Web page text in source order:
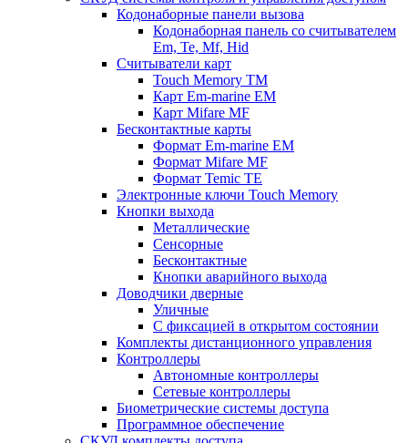
Кодонаборные панели вызова
Кодонаборная панель со считывателем
Em, Te, Mf, Hid
Считыватели карт
Touch Memory TM
Карт Em-marine EM
Карт Mifare MF
Бесконтактные карты
Формат Em-marine EM
Формат Mifare MF
Формат Temic TE
Электронные ключи Touch Memory
Кнопки выхода
Металлические
Сенсорные
Бесконтактные
Кнопки аварийного выхода
Доводчики дверные
Уличные
С фиксацией в открытом состоянии
Комплекты дистанционного управления
Контроллеры
Автономные контроллеры
Сетевые контроллеры
Биометрические системы доступа
Программное обеспечение